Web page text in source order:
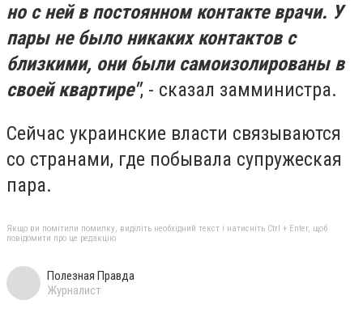
но с ней в постоянном контакте врачи. У
пары не было никаких контактов с
близкими, они были самоизолированы в
своей квартире", - сказал замминистра.
Сейчас украинские власти связываются
со странами, где побывала супружеская
пара.
Якщо ви помітили помилку, виділіть необхідний текст і натисніть Ctrl + Enter, щоб
повідомити про це редакцію
Полезная Правда
Журналист